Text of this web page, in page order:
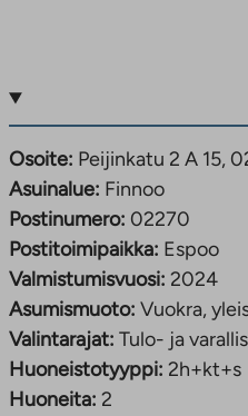
Osoite: Peijinkatu 2 A 15,
Asuinalue: Finnoo
Postinumero: 02270
Postitoimipaikka: Espoo
Valmistumisvuosi: 2024
Asumismuoto: Vuokra,
Valintarajat: Tulo- ja
Huoneistotyyppi: 2h+kt+s
Huoneita: 2